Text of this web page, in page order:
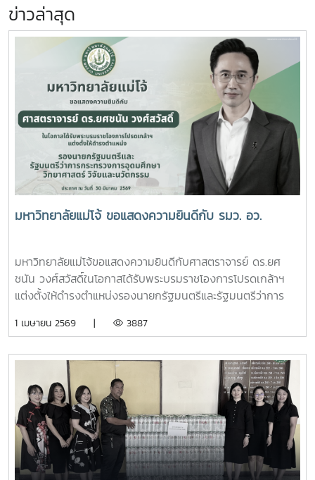
ข่าวล่าสุด
มหาวิทยาลัยแม่โจ้ ขอแสดงความยินดีกับ รมว. อว.
มหาวิทยาลัยแม่โจ้ขอแสดงความยินดีกับศาสตราจารย์ ดร.ยศ
ชนัน วงศ์สวัสดิ์ในโอกาสได้รับพระบรมราชโองการโปรดเกล้าฯ
แต่งตั้งให้ดำรงตำแหน่งรองนายกรัฐมนตรีและรัฐมนตรีว่าการ
ณ วันที่ 30 มีนาคม 2569
1 เมษายน 2569 | 3887